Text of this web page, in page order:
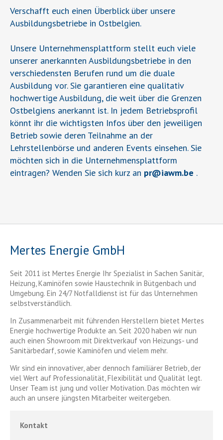
Verschafft euch einen Überblick über unsere
Ausbildungsbetriebe in Ostbelgien.
Unsere Unternehmensplattform stellt euch viele
unserer anerkannten Ausbildungsbetriebe in den
verschiedensten Berufen rund um die duale
Ausbildung vor. Sie garantieren eine qualitativ
hochwertige Ausbildung, die weit über die Grenzen
Ostbelgiens anerkannt ist. In jedem Betriebsprofil
könnt ihr die wichtigsten Infos über den jeweiligen
Betrieb sowie deren Teilnahme an der
Lehrstellenbörse und anderen Events einsehen. Sie
möchten sich in die Unternehmensplattform
eintragen? Wenden Sie sich kurz an pr@iawm.be .
Mertes Energie GmbH
Seit 2011 ist Mertes Energie Ihr Spezialist in Sachen Sanitär,
Heizung, Kaminöfen sowie Haustechnik in Bütgenbach und
Umgebung. Ein 24/7 Notfalldienst ist für das Unternehmen
selbstverständlich.
In Zusammenarbeit mit führenden Herstellern bietet Mertes
Energie hochwertige Produkte an. Seit 2020 haben wir nun
auch einen Showroom mit Direktverkauf von Heizungs- und
Sanitärbedarf, sowie Kaminöfen und vielem mehr.
Wir sind ein innovativer, aber dennoch familiärer Betrieb, der
viel Wert auf Professionalität, Flexibilität und Qualität legt.
Unser Team ist jung und voller Motivation. Das möchten wir
auch an unsere jüngsten Mitarbeiter weitergeben.
Kontakt